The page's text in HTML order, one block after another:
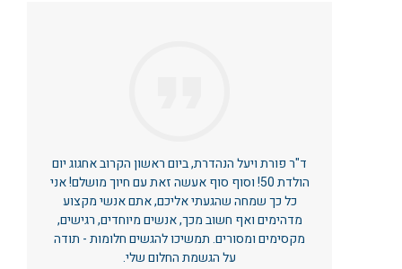
ד"ר פורת ויעל הנהדרת, ביום ראשון הקרוב אחגוג יום
הולדת 50! וסוף סוף אעשה זאת עם חיוך מושלם! אני
כל כך שמחה שהגעתי אליכם, אתם אנשי מקצוע
מדהימים ואף חשוב מכך, אנשים מיוחדים, רגישים,
מקסימים ומסורים. תמשיכו להגשים חלומות - תודה
על הגשמת החלום שלי.